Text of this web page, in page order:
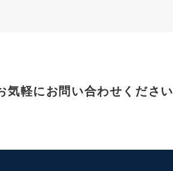
気軽にお問い合わせください